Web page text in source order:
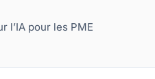
l’IA pour les PME